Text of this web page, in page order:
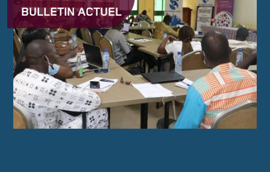
BULLETIN ACTUEL